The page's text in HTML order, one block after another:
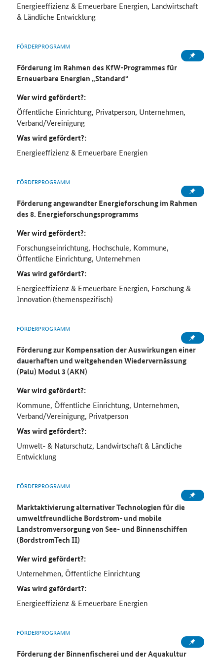
Energieeffizienz & Erneuerbare Energien, Landwirtschaft
& Ländliche Entwicklung
FÖRDERPROGRAMM
Förderung im Rahmen des KfW-Programmes für
Erneuerbare Energien „Standard“
Wer wird gefördert?:
Öffentliche Einrichtung, Privatperson, Unternehmen,
Verband/Vereinigung
Was wird gefördert?:
Energieeffizienz & Erneuerbare Energien
FÖRDERPROGRAMM
Förderung angewandter Energieforschung im Rahmen
des 8. Energieforschungsprogramms
Wer wird gefördert?:
Forschungseinrichtung, Hochschule, Kommune,
Öffentliche Einrichtung, Unternehmen
Was wird gefördert?:
Energieeffizienz & Erneuerbare Energien, Forschung &
Innovation (themenspezifisch)
FÖRDERPROGRAMM
Förderung zur Kompensation der Auswirkungen einer
dauerhaften und weitgehenden Wiedervernässung
(Palu) Modul 3 (AKN)
Wer wird gefördert?:
Kommune, Öffentliche Einrichtung, Unternehmen,
Verband/Vereinigung, Privatperson
Was wird gefördert?:
Umwelt- & Naturschutz, Landwirtschaft & Ländliche
Entwicklung
FÖRDERPROGRAMM
Marktaktivierung alternativer Technologien für die
umweltfreundliche Bordstrom- und mobile
Landstromversorgung von See- und Binnenschiffen
(BordstromTech II)
Wer wird gefördert?:
Unternehmen, Öffentliche Einrichtung
Was wird gefördert?:
Energieeffizienz & Erneuerbare Energien
FÖRDERPROGRAMM
Förderung der Binnenfischerei und der Aquakultur